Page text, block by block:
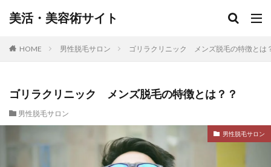
美活・美容術サイト
HOME 男性脱毛サロン ゴリラクリニック メンズ脱毛の特徴とは
ゴリラクリニック メンズ脱毛の特徴とは？？
男性脱毛サロン
男性脱毛サロン